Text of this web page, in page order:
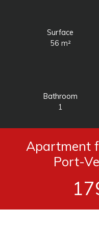
Surface
56 m²
Bathroom
1
Apartment
Port-